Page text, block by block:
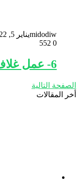
midodiwيناير 5, 2022
0
6- عمل غلاف كتاب ثلاثي الابعاد
الصفحة التالية
أخر المقالات